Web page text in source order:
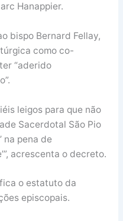
Hanappier.
bispo Bernard Fellay,
como co-
“aderido
leigos para que não
Sacerdotal São Pio
na pena de
acrescenta o decreto.
o estatuto da
episcopais.